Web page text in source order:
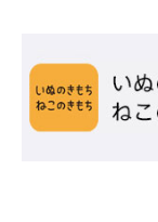
ごはんや水などの
も。停電などで電